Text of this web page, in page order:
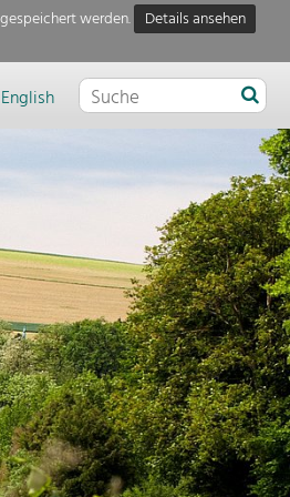
werden.
Details ansehen
English